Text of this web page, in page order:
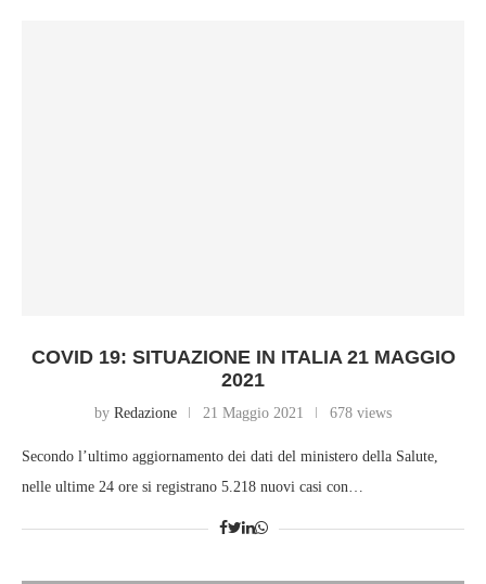
COVID 19: SITUAZIONE IN ITALIA 21 MAGGIO
2021
by Redazione 21 Maggio 2021 678 views
Secondo l’ultimo aggiornamento dei dati del ministero della Salute,
nelle ultime 24 ore si registrano 5.218 nuovi casi con…